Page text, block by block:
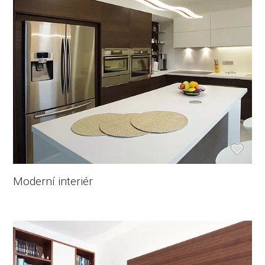
Moderní interiér